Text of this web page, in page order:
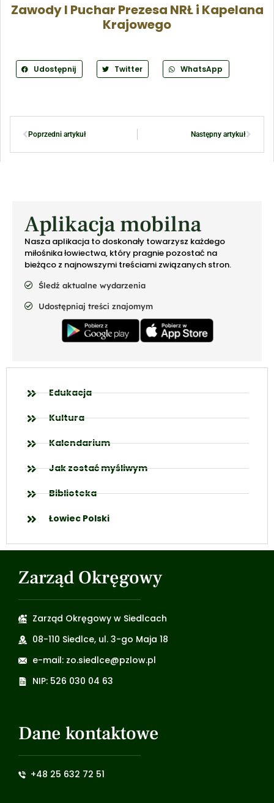
Zawody I Puchar Prezesa NRŁ i Kapelana
Krajowego
Udostępnij Twitter WhatsApp
Poprzedni artykuł Następny artykuł
Aplikacja mobilna
Nasza aplikacja to doskonały towarzysz każdego
miłośnika łowiectwa, który pragnie pozostać na
bieżąco z najnowszymi treściami związanych stron.
Śledź aktualne wydarzenia
Udostępniaj treści znajomym
Edukacja
Kultura
Kalendarium
Jak zostać myśliwym
Biblioteka
Łowiec Polski
Zarząd Okręgowy
Zarząd Okręgowy w Siedlcach
08-110 Siedlce, ul. 3-go Maja 18
e-mail: zo.siedlce@pzlow.pl
NIP: 526 030 04 63
Dane kontaktowe
+48 25 632 72 51